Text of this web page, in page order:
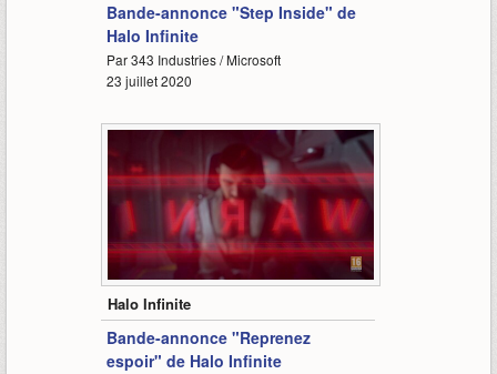
Bande-annonce "Step Inside" de
Halo Infinite
Par 343 Industries / Microsoft
23 juillet 2020
5:55
Halo Infinite
Bande-annonce "Reprenez
espoir" de Halo Infinite